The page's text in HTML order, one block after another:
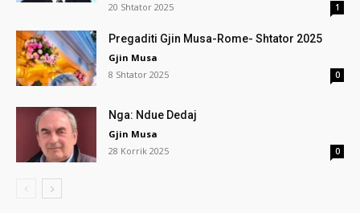
20 Shtator 2025
1
Pregaditi Gjin Musa-Rome- Shtator 2025
Gjin Musa
8 Shtator 2025
0
Nga: Ndue Dedaj
Gjin Musa
28 Korrik 2025
0